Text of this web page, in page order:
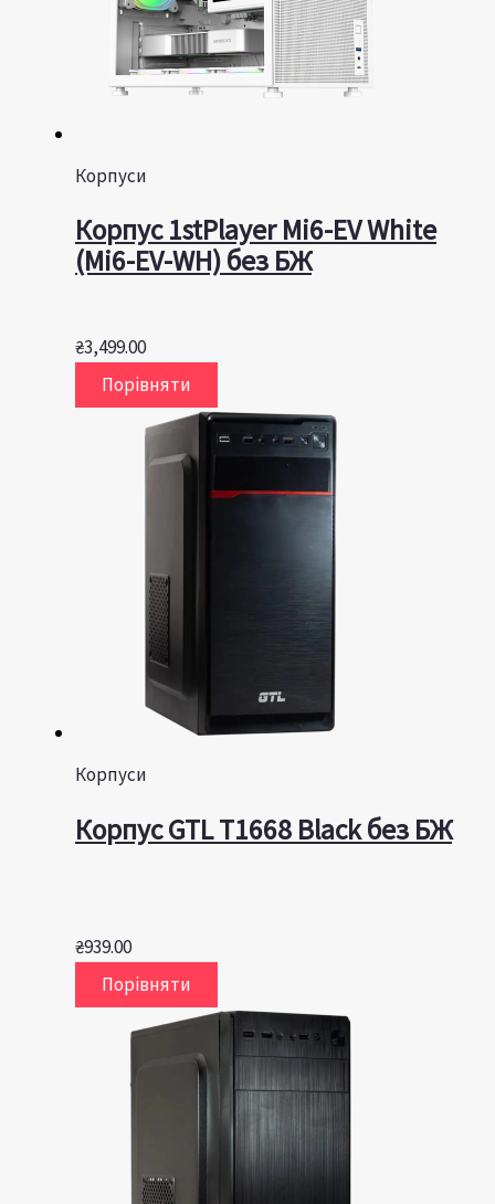
Корпуси
Корпус 1stPlayer Mi6-EV White
(Mi6-EV-WH) без БЖ
₴3,499.00
Порівняти
Корпуси
Корпус GTL T1668 Black без БЖ
₴939.00
Порівняти